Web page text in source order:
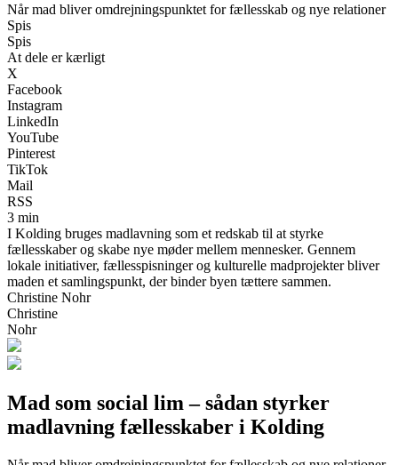
Når mad bliver omdrejningspunktet for fællesskab og nye relationer
Spis
Spis
At dele er kærligt
X
Facebook
Instagram
LinkedIn
YouTube
Pinterest
TikTok
Mail
RSS
3 min
I Kolding bruges madlavning som et redskab til at styrke
fællesskaber og skabe nye møder mellem mennesker. Gennem
lokale initiativer, fællesspisninger og kulturelle madprojekter bliver
maden et samlingspunkt, der binder byen tættere sammen.
Christine Nohr
Christine
Nohr
Mad som social lim – sådan styrker
madlavning fællesskaber i Kolding